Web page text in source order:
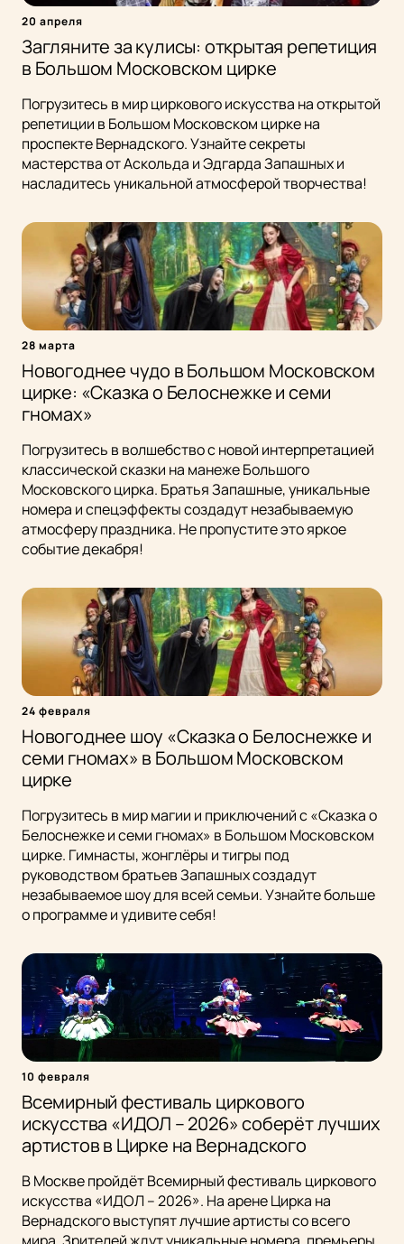
20 апреля
Загляните за кулисы: открытая репетиция
в Большом Московском цирке
Погрузитесь в мир циркового искусства на открытой
репетиции в Большом Московском цирке на
проспекте Вернадского. Узнайте секреты
мастерства от Аскольда и Эдгарда Запашных и
насладитесь уникальной атмосферой творчества!
28 марта
Новогоднее чудо в Большом Московском
цирке: «Сказка о Белоснежке и семи
гномах»
Погрузитесь в волшебство с новой интерпретацией
классической сказки на манеже Большого
Московского цирка. Братья Запашные, уникальные
номера и спецэффекты создадут незабываемую
атмосферу праздника. Не пропустите это яркое
событие декабря!
24 февраля
Новогоднее шоу «Сказка о Белоснежке и
семи гномах» в Большом Московском
цирке
Погрузитесь в мир магии и приключений с «Сказка о
Белоснежке и семи гномах» в Большом Московском
цирке. Гимнасты, жонглёры и тигры под
руководством братьев Запашных создадут
незабываемое шоу для всей семьи. Узнайте больше
о программе и удивите себя!
10 февраля
Всемирный фестиваль циркового
искусства «ИДОЛ – 2026» соберёт лучших
артистов в Цирке на Вернадского
В Москве пройдёт Всемирный фестиваль циркового
искусства «ИДОЛ – 2026». На арене Цирка на
Вернадского выступят лучшие артисты со всего